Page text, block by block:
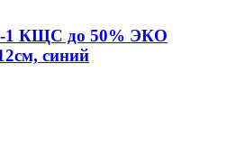
КЩС до 50% ЭКО
синий